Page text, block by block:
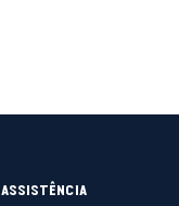
ASSISTÊNCIA